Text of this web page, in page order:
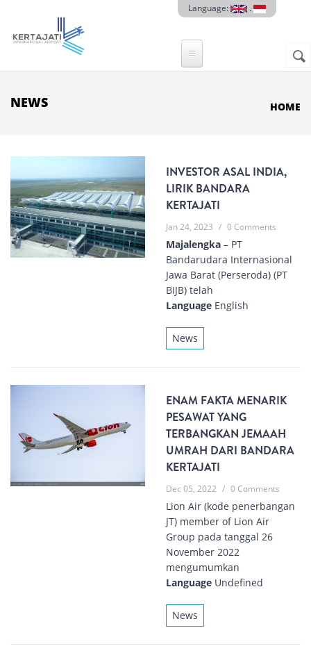
Language: .
NEWS HOME
INVESTOR ASAL INDIA,
LIRIK BANDARA
KERTAJATI
Jan 24, 2023 / 0 Comments
Majalengka – PT
Bandarudara Internasional
Jawa Barat (Perseroda) (PT
BIJB) telah
Language English
News
ENAM FAKTA MENARIK
PESAWAT YANG
TERBANGKAN JEMAAH
UMRAH DARI BANDARA
KERTAJATI
Dec 05, 2022 / 0 Comments
Lion Air (kode penerbangan
JT) member of Lion Air
Group pada tanggal 26
November 2022
mengumumkan
Language Undefined
News